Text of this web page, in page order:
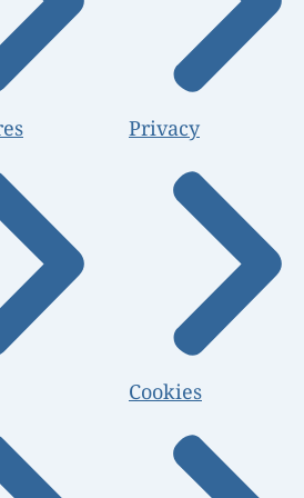
Privacy
Cookies